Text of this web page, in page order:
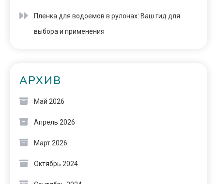
Пленка для водоемов в рулонах: Ваш гид для
выбора и применения
АРХИВ
Май 2026
Апрель 2026
Март 2026
Октябрь 2024